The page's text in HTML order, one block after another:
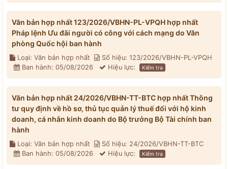
Văn bản hợp nhất 123/2026/VBHN-PL-VPQH hợp nhất
Pháp lệnh Ưu đãi người có công với cách mạng do Văn
phòng Quốc hội ban hành
Loại: Văn bản hợp nhất
Số hiệu: 123/2026/VBHN-PL-VPQH
Ban hành: 05/08/2026
Hiệu lực: Kiểm tra
Văn bản hợp nhất 24/2026/VBHN-TT-BTC hợp nhất Thông
tư quy định về hồ sơ, thủ tục quản lý thuế đối với hộ kinh
doanh, cá nhân kinh doanh do Bộ trưởng Bộ Tài chính ban
hành
Loại: Văn bản hợp nhất
Số hiệu: 24/2026/VBHN-TT-BTC
Ban hành: 05/08/2026
Hiệu lực: Kiểm tra